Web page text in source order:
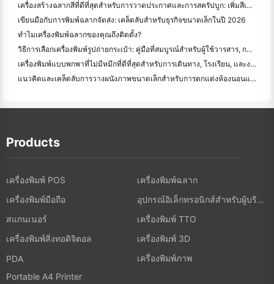
เครื่องสร้างฉลากสีที่ดีที่สุดสําหรับการวาดประกาศและการสครัปบูก: เพิ่มสีเพิ่มเติมในทุกหน้า
เขียนมือกับการพิมพ์ฉลากจัดส่ง: เคล็ดลับสําหรับธุรกิจขนาดเล็กในปี 2026
ทำไมเครื่องพิมพ์ฉลากของคุณถึงติดตั้ง?
วิธีการเลือกเครื่องพิมพ์รูปถ่ายกระเป๋า: คู่มือที่สมบูรณ์สําหรับผู้ใช้วารสาร, การเดินทาง, และ iPhone
เครื่องพิมพ์แบบพกพาที่ไม่มีหมึกที่ดีที่สุดสําหรับการเดินทาง, โรงเรียน, และงานมือถือ: Hanin MT620 Pro รีวิว
แนวคิดและเคล็ดลับการวางผนังภาพขนาดเล็กสำหรับการตกแต่งห้องนอนและห้องพัก
Products
เครื่องพิมพ์ POS
เครื่องพิมพ์ฉลาก
เครื่องพิมพ์มือถือ
อุปกรณ์อิเล็กทรอนิกส์สำหรับผู้บริโภค
สแกนเนอร์
เครื่องพิมพ์ TTO
เครื่องพิมพ์สิ่งทอดิจิตอล
เครื่องพิมพ์ 3D
PDA
เครื่องพิมพ์ภาพ
Portable A4 Printer